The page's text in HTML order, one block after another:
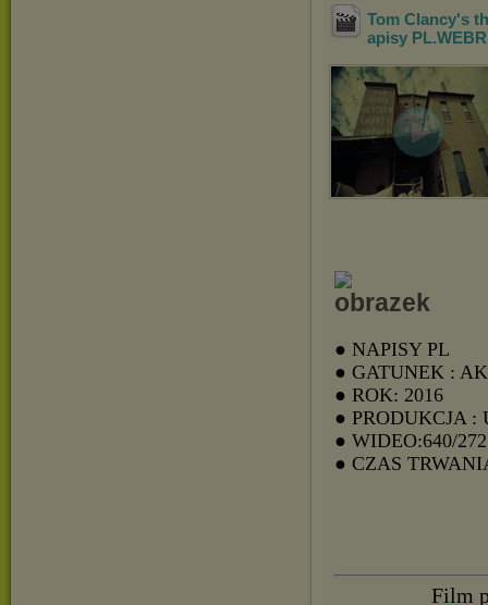
Tom Clancy's
apisy
● NAPISY PL
● GATUNEK :
● ROK: 2016
● PRODUKCJA :
● WIDEO:640/272
● CZAS
Film